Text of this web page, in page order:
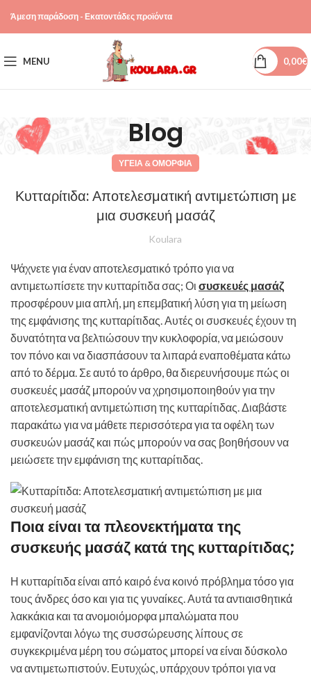
Άμεση παράδοση - Εκατοντάδες προϊόντα
MENU 0,00€
Blog
ΥΓΕΊΑ & ΟΜΟΡΦΙΆ
Κυτταρίτιδα: Αποτελεσματική αντιμετώπιση με
μια συσκευή μασάζ
Koulara
Ψάχνετε για έναν αποτελεσματικό τρόπο για να
αντιμετωπίσετε την κυτταρίτιδα σας; Οι συσκευές μασάζ
προσφέρουν μια απλή, μη επεμβατική λύση για τη μείωση
της εμφάνισης της κυτταρίτιδας. Αυτές οι συσκευές έχουν τη
δυνατότητα να βελτιώσουν την κυκλοφορία, να μειώσουν
τον πόνο και να διασπάσουν τα λιπαρά εναποθέματα κάτω
από το δέρμα. Σε αυτό το άρθρο, θα διερευνήσουμε πώς οι
συσκευές μασάζ μπορούν να χρησιμοποιηθούν για την
αποτελεσματική αντιμετώπιση της κυτταρίτιδας. Διαβάστε
παρακάτω για να μάθετε περισσότερα για τα οφέλη των
συσκευών μασάζ και πώς μπορούν να σας βοηθήσουν να
μειώσετε την εμφάνιση της κυτταρίτιδας.
Ποια είναι τα πλεονεκτήματα της
συσκευής μασάζ κατά της κυτταρίτιδας;
Η κυτταρίτιδα είναι από καιρό ένα κοινό πρόβλημα τόσο για
τους άνδρες όσο και για τις γυναίκες. Αυτά τα αντιαισθητικά
λακκάκια και τα ανομοιόμορφα μπαλώματα που
εμφανίζονται λόγω της συσσώρευσης λίπους σε
συγκεκριμένα μέρη του σώματος μπορεί να είναι δύσκολο
να αντιμετωπιστούν. Ευτυχώς, υπάρχουν τρόποι για να